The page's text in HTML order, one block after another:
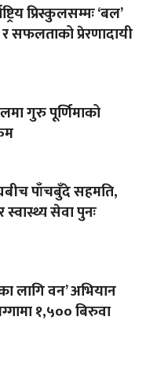
प्रिस्कुलसम्मः ‘बल’
सफलताको प्रेरणादायी
गुरु पूर्णिमाको
पाँचबुँदे सहमति,
सेवा पुनः
लागि वन’ अभियान
१,५०० बिरुवा